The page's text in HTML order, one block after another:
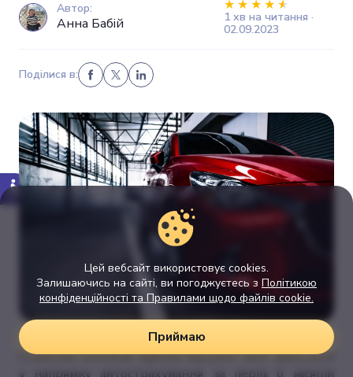
Автор:
Анна Бабій
1 хв на читання ·
02.09.2023
Поділися в:
Страхова компанія підбила підсумки своєї діяльності
Цей вебсайт використовує cookies.
Залишаючись на сайті, ви погоджуєтесь з Політикою
конфіденційності та Правилами щодо файлів cookie.
Приймаю